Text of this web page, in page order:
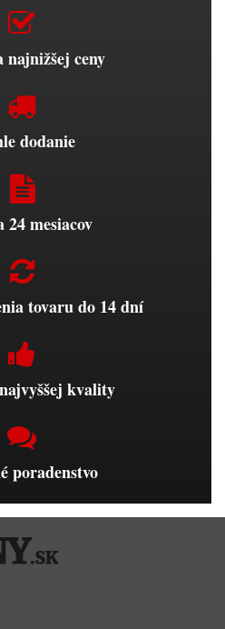
najnižšej ceny
dodanie
mesiacov
tovaru do 14 dní
kvality
poradenstvo